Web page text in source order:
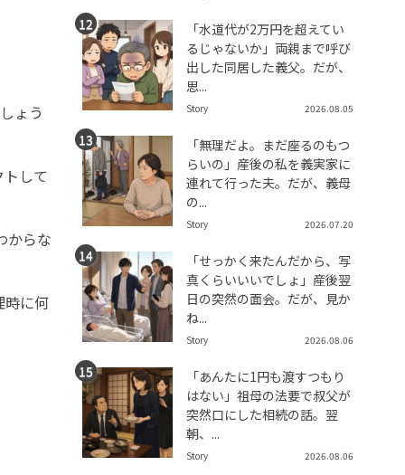
ょう
して
からな
時に何
「水道代が2万円を超えてい
るじゃないか」両親まで呼び
出した同居した義父。だが、
思...
Story 2026.08.05
「無理だよ。まだ座るのもつ
らいの」産後の私を義実家に
連れて行った夫。だが、義母
の...
Story 2026.07.20
「せっかく来たんだから、写
真くらいいいでしょ」産後翌
日の突然の面会。だが、見か
ね...
Story 2026.08.06
「あんたに1円も渡すつもり
はない」祖母の法要で叔父が
突然口にした相続の話。翌
朝、...
Story 2026.08.06